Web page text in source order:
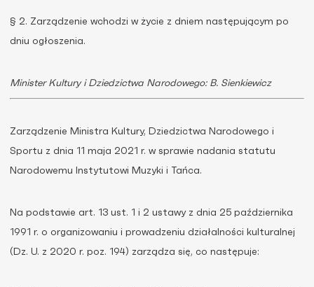
§ 2. Zarządzenie wchodzi w życie z dniem następującym po
dniu ogłoszenia.
Minister Kultury i Dziedzictwa Narodowego: B. Sienkiewicz
Zarządzenie Ministra Kultury, Dziedzictwa Narodowego i
Sportu z dnia 11 maja 2021 r. w sprawie nadania statutu
Narodowemu Instytutowi Muzyki i Tańca.
Na podstawie art. 13 ust. 1 i 2 ustawy z dnia 25 października
1991 r. o organizowaniu i prowadzeniu działalności kulturalnej
(Dz. U. z 2020 r. poz. 194) zarządza się, co następuje: